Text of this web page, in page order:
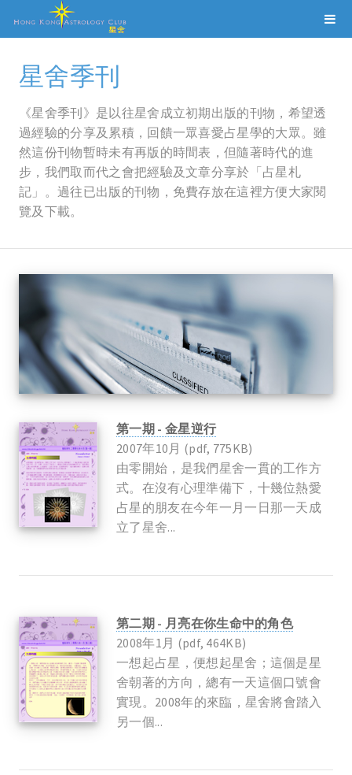
星舍季刊
《星舍季刊》是以往星舍成立初期出版的刊物，希望透
過經驗的分享及累積，回饋一眾喜愛占星學的大眾。雖
然這份刊物暫時未有再版的時間表，但隨著時代的進
步，我們取而代之會把經驗及文章分享於「占星札
記」。過往已出版的刊物，免費存放在這裡方便大家閱
覽及下載。
第一期 - 金星逆行
2007年10月 (pdf, 775KB)
由零開始，是我們星舍一貫的工作方
式。在沒有心理準備下，十幾位熱愛
占星的朋友在今年一月一日那一天成
立了星舍...
第二期 - 月亮在你生命中的角色
2008年1月 (pdf, 464KB)
一想起占星，便想起星舍；這個是星
舍朝著的方向，總有一天這個口號會
實現。2008年的來臨，星舍將會踏入
另一個...